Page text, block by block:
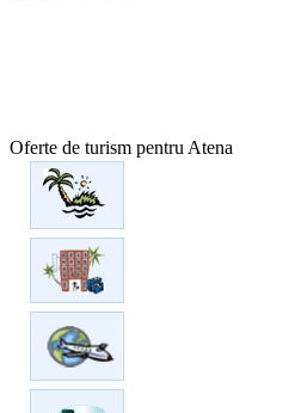
Oferte de turism pentru Atena